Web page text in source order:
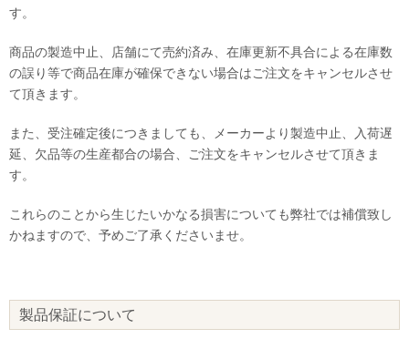
す。
商品の製造中止、店舗にて売約済み、在庫更新不具合による在庫数
の誤り等で商品在庫が確保できない場合はご注文をキャンセルさせ
て頂きます。
また、受注確定後につきましても、メーカーより製造中止、入荷遅
延、欠品等の生産都合の場合、ご注文をキャンセルさせて頂きま
す。
これらのことから生じたいかなる損害についても弊社では補償致し
かねますので、予めご了承くださいませ。
製品保証について